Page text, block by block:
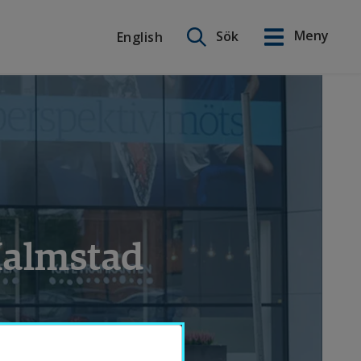
English
Sök
Meny
English